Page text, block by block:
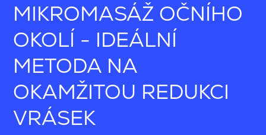
MIKROMASÁŽ OČNÍHO
OKOLÍ - IDEÁLNÍ
METODA NA
OKAMŽITOU REDUKCI
VRÁSEK